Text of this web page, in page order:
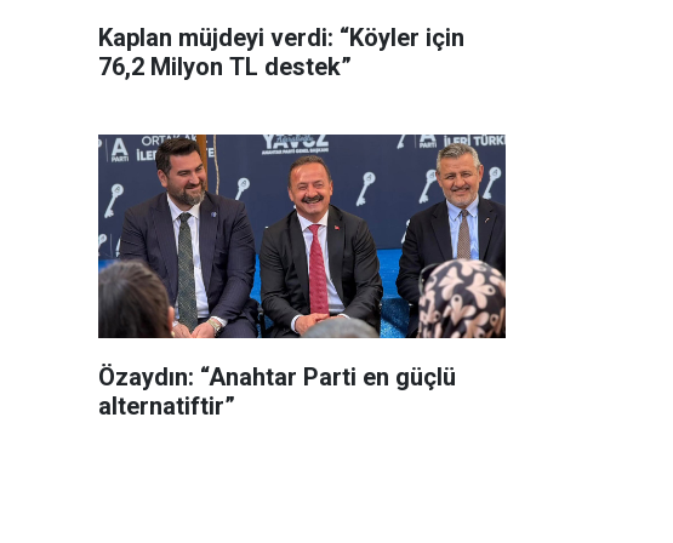
Kaplan müjdeyi verdi: “Köyler için
76,2 Milyon TL destek”
Özaydın: “Anahtar Parti en güçlü
alternatiftir”